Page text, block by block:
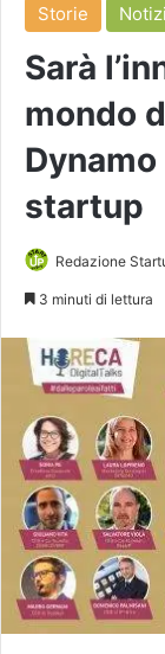
Storie
Sarà
mondo
startup
Redazione
3 minuti di lettura